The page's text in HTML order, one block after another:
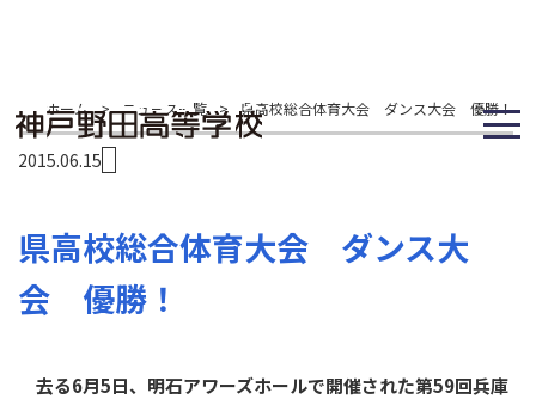
ホーム > ニュース一覧 > 県高校総合体育大会 ダンス大会 優勝！
2015.06.15
県高校総合体育大会 ダンス大
会 優勝！
去る6月5日、明石アワーズホールで開催された第59回兵庫